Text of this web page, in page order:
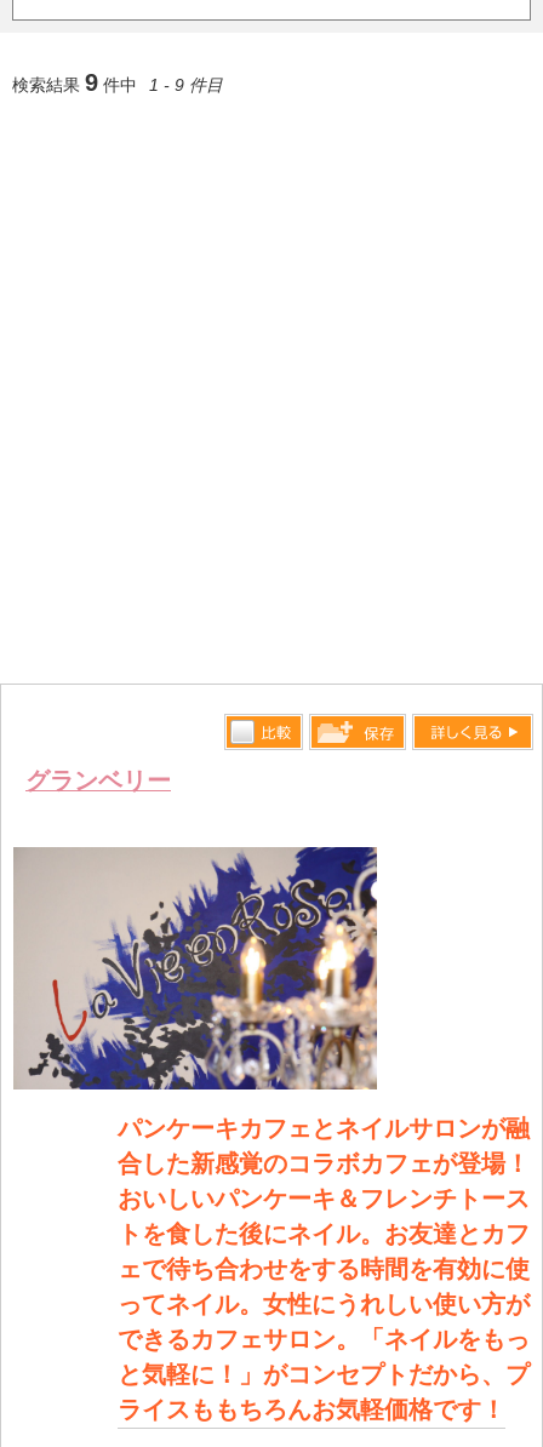
検索結果 9 件中 1 - 9 件目
グランベリー
します
パンケーキカフェとネイルサロンが融
合した新感覚のコラボカフェが登場！
おいしいパンケーキ＆フレンチトース
トを食した後にネイル。お友達とカフ
ェで待ち合わせをする時間を有効に使
ってネイル。女性にうれしい使い方が
できるカフェサロン。「ネイルをもっ
と気軽に！」がコンセプトだから、プ
ライスももちろんお気軽価格です！